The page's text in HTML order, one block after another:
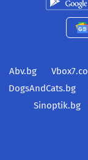
Abv.bg
DogsAndCats.bg
Sinoptik.bg